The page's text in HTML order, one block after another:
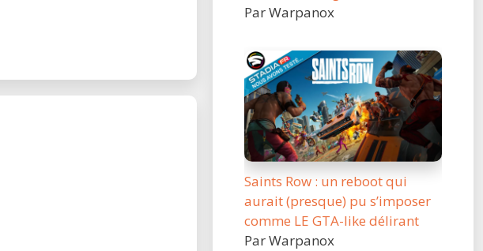
Par Warpanox
Saints Row : un reboot qui
aurait (presque) pu s’imposer
comme LE GTA-like délirant
Par Warpanox